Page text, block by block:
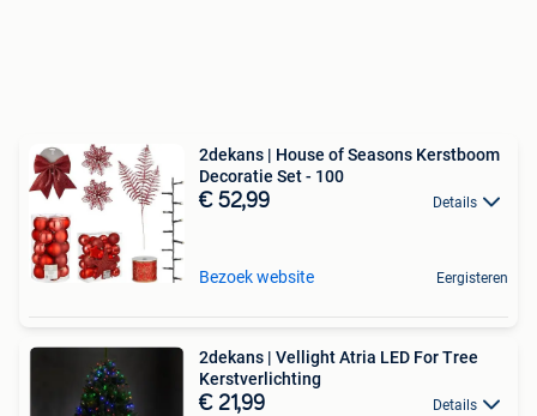
2dekans | House of Seasons Kerstboom
Decoratie Set - 100
€ 52,99 Details
Bezoek website Eergisteren
2dekans | Vellight Atria LED For Tree
Kerstverlichting
€ 21,99 Details